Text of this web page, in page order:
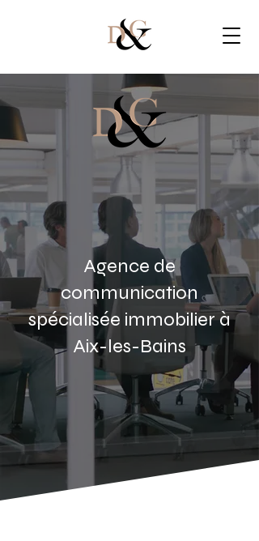
Agence de
communication
spécialisée immobilier à
Aix-les-Bains